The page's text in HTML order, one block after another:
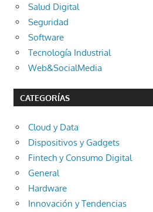
Salud Digital
Seguridad
Software
Tecnología Industrial
Web&SocialMedia
CATEGORÍAS
Cloud y Data
Dispositivos y Gadgets
Fintech y Consumo Digital
General
Hardware
Innovación y Tendencias